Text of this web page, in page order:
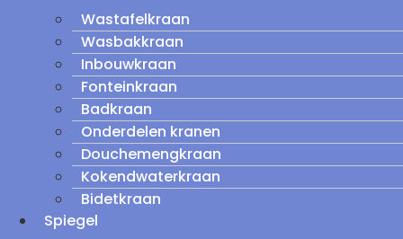
Wastafelkraan
Wasbakkraan
Inbouwkraan
Fonteinkraan
Badkraan
Onderdelen kranen
Douchemengkraan
Kokendwaterkraan
Bidetkraan
Spiegel